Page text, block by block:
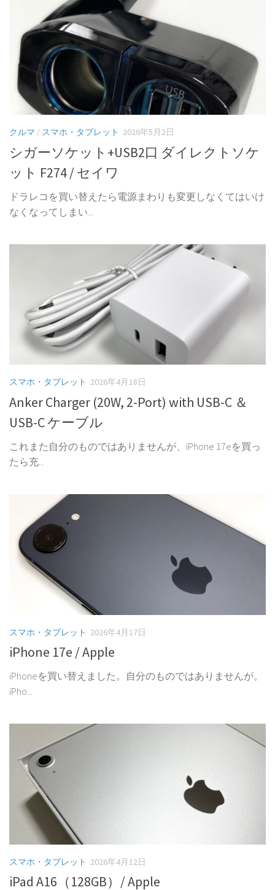
クルマ / スマホ・タブレット 2026年5月2日
シガーソケット+USB2口 ダイレクトソケ
ット F274 / セイワ
ドラレコを買い替えたら電源まわりも変更しなくてはいけ
なくなってしまい...
スマホ・タブレット 2026年4月18日
Anker Charger (20W, 2-Port) with USB-C ＆
USB-C ケーブル
これまた自分のものではありませんが、iPhone 17eを買っ
たら充...
スマホ・タブレット 2026年4月17日
iPhone 17e / Apple
iPhoneを買い替えました。自分のものではありませんが。
iPho...
スマホ・タブレット 2026年4月12日
iPad A16（128GB）/ Apple